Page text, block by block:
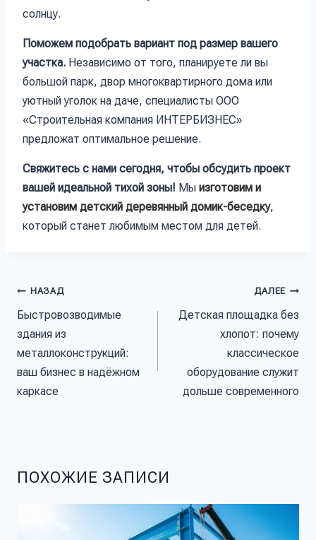
солнцу.
Поможем подобрать вариант под размер вашего
участка. Независимо от того, планируете ли вы
большой парк, двор многоквартирного дома или
уютный уголок на даче, специалисты ООО
«Строительная компания ИНТЕРБИЗНЕС»
предложат оптимальное решение.
Свяжитесь с нами сегодня, чтобы обсудить проект
вашей идеальной тихой зоны! Мы изготовим и
установим детский деревянный домик-беседку,
который станет любимым местом для детей.
НАЗАД
Быстровозводимые
здания из
металлоконструкций:
ваш бизнес в надёжном
каркасе
ДАЛЕЕ
Детская площадка без
хлопот: почему
классическое
оборудование служит
дольше современного
ПОХОЖИЕ ЗАПИСИ